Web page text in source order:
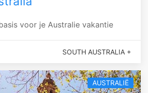
voor je Australie vakantie
SOUTH AUSTRALIA +
AUSTRALIË